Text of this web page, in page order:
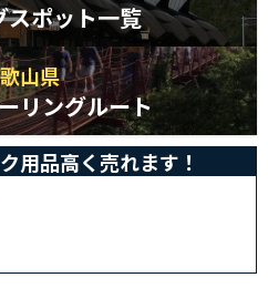
スポット一覧
山県
リングルート
用品高く売れます！